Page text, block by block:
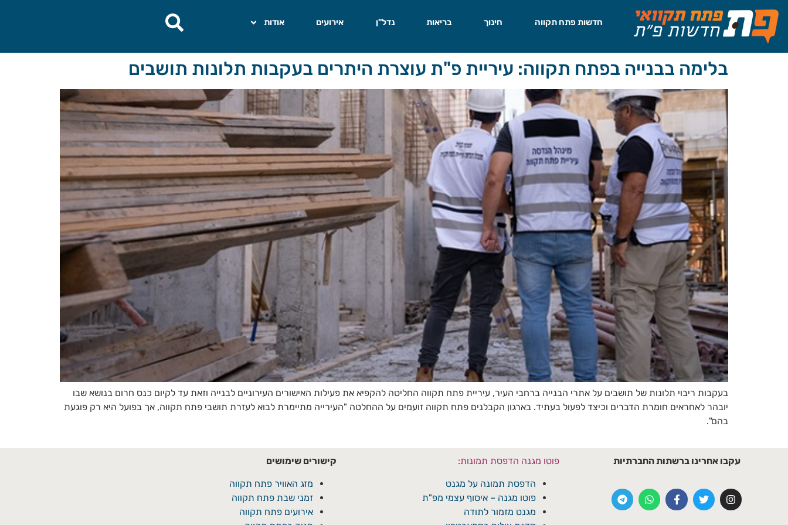
לתוכן
חדשות פתח תקווה חינוך בריאות נדל"ן אירועים אודות
בלימה בבנייה בפתח תקווה: עיריית פ"ת עוצרת היתרים בעקבות תלונות תושבים
בעקבות ריבוי תלונות של תושבים על אתרי הבנייה ברחבי העיר, עיריית פתח תקווה החליטה להקפיא את פעילות האישורים העירוניים לבנייה וזאת עד לקיום כנס חרום בנושא שבו
יובהר לאחראים חומרת הדברים וכיצד לפעול בעתיד. בארגון הקבלנים פתח תקווה זועמים על ההחלטה "העירייה מתיימרת לבוא לעזרת תושבי פתח תקווה, אך בפועל היא רק פוגעת
בהם".
עקבו אחרינו ברשתות החברתיות פוטו מגנה הדפסת תמונות:
הדפסת תמונה על מגנט
פוטו מגנה – איסוף עצמי מפ"ת
מגנט מזמור לתודה
קישורים שימושים
מזג האוויר פתח תקווה
זמני שבת פתח תקווה
אירועים פתח תקווה